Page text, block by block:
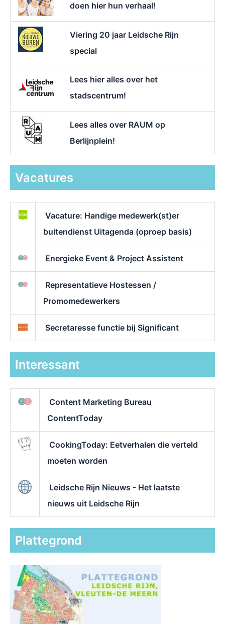
doen hier hun verhaal!
Viering 20 jaar Leidsche Rijn
special
Lees hier alles over het
stadscentrum!
Lees alles over RAUM op
Berlijnplein!
Vacatures
Vacature: Handige medewerk(st)er
buitendienst Uitagenda (oproep basis)
Energieke Event & Project Assistent
Representatieve Hostessen /
Promomedewerkers
Secretaresse functie bij Significant
Interessant
Content Marketing Bureau
ContentToday
CookingToday: Eetverhalen die verteld
moeten worden
Leidsche Rijn Nieuws - Het laatste
nieuws uit Leidsche Rijn
Plattegrond